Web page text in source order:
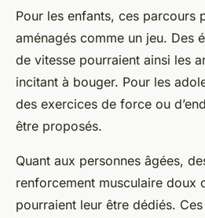
Pour les enfants, ces parcours
aménagés comme un jeu. Des
de vitesse pourraient ainsi les
incitant à bouger. Pour les
des exercices de force ou
être proposés.
Quant aux personnes âgées,
renforcement musculaire doux
pourraient leur être dédiés.